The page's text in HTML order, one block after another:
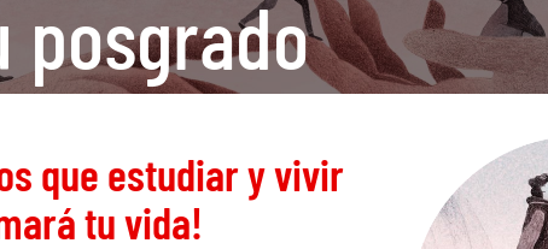
posgrado
que estudiar y vivir
tu vida!